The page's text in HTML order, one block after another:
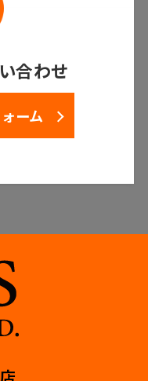
合わせ
ーム